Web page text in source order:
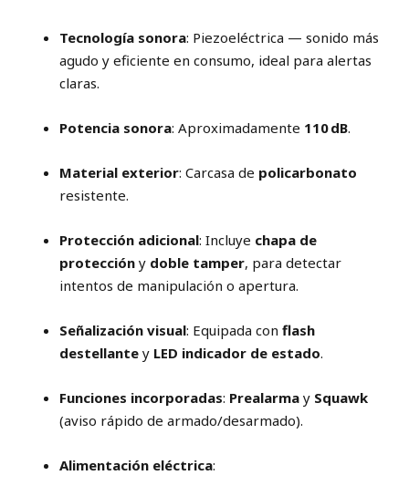
Tecnología sonora: Piezoeléctrica — sonido más
agudo y eficiente en consumo, ideal para alertas
claras.
Potencia sonora: Aproximadamente 110 dB.
Material exterior: Carcasa de policarbonato
resistente.
Protección adicional: Incluye chapa de
protección y doble tamper, para detectar
intentos de manipulación o apertura.
Señalización visual: Equipada con flash
destellante y LED indicador de estado.
Funciones incorporadas: Prealarma y Squawk
(aviso rápido de armado/desarmado).
Alimentación eléctrica: